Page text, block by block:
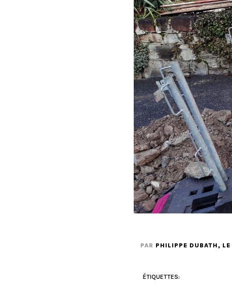
PAR PHILIPPE DUBATH , LE
ÉTIQUETTES: